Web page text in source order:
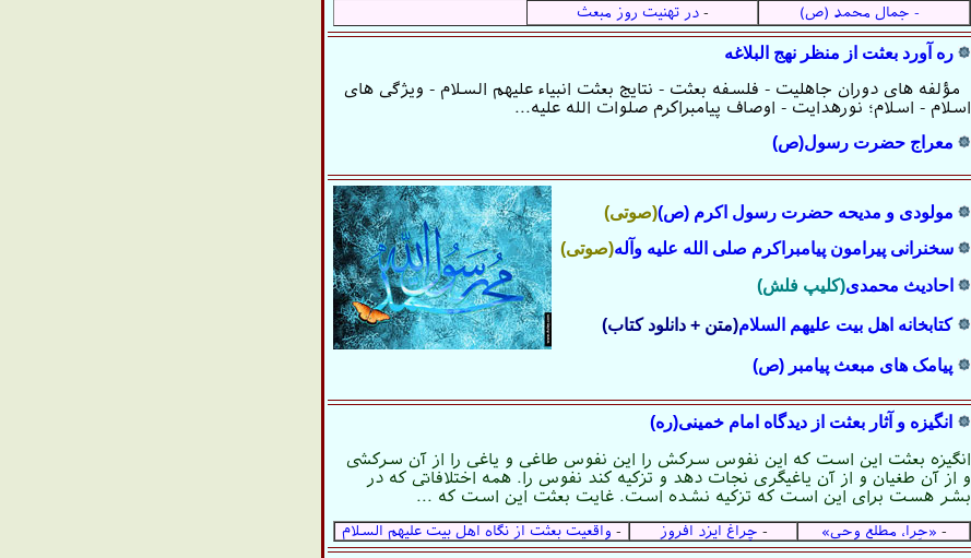
- جمال محمد (ص)
-در تهنیت روز مبعث
ره آورد بعثت از منظر نهج البلاغه
مؤلفه های دوران جاهلیت - فلسفه بعثت - نتایج بعثت انبیاء علیهم السلام - ویژگی های
اسلام - اسلام؛ نورهدایت - اوصاف پیامبراكرم صلوات الله علیه...
معراج حضرت رسول(ص)
مولودی و مدیحه حضرت رسول اکرم (ص)(صوتی)
سخنرانی پیرامون پیامبراکرم صلی الله علیه وآله(صوتی)
احادیث محمدی(کلیپ فلش)
کتابخانه اهل بیت علیهم السلام(متن + دانلود کتاب)
پیامک های مبعث پیامبر (ص)
انگیزه و آثار بعثت از دیدگاه امام خمینی(ره)
انگیزه بعثت این است که این نفوس سرکش را این نفوس طاغی و یاغی را از آن سرکشی
و از آن طغیان و از آن یاغیگری نجات دهد و تزکیه کند نفوس را. همه اختلافاتی که در
بشر هست برای این است که تزکیه نشده است. غایت بعثت این است که ...
- «حِرا، مطلع وحی» - چراغ ایزد افروز - واقعیت ‏بعثت از نگاه اهل بیت علیهم السلام